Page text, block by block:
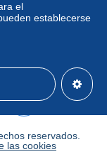
reembolso
Uso
el
establecerse
reservados.
las cookies